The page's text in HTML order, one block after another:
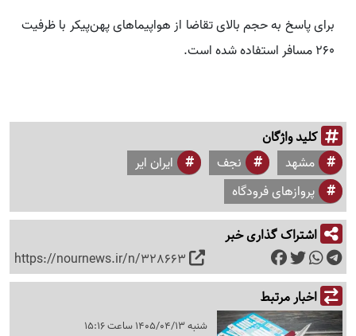
برای پاسخ به حجم بالای تقاضا از هواپیماهای پهن‌پیکر با ظرفیت
260 مسافر استفاده شده است.
کلید واژگان
مشهد نجف
ایران ایر
پروازهای فرودگاه
اشتراک گذاری خبر
https://nournews.ir/n/328663
اخبار مرتبط
شنبه 1405/04/13 ساعت 15:16